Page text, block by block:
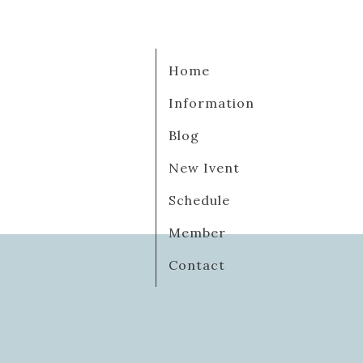
Home
Information
Blog
New Ivent
Schedule
Member
Contact